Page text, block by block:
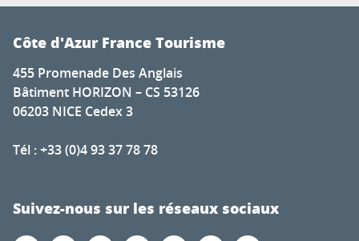
Côte d'Azur France Tourisme
455 Promenade Des Anglais
Bâtiment HORIZON – CS 53126
06203 NICE Cedex 3
Tél : +33 (0)4 93 37 78 78
Suivez-nous sur les réseaux sociaux